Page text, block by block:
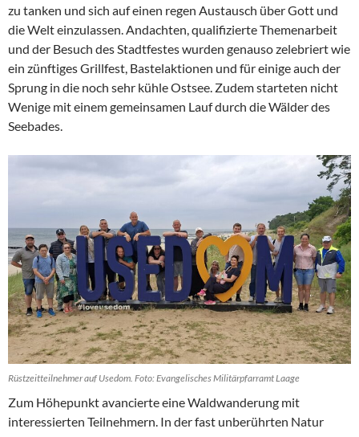
zu tanken und sich auf einen regen Austausch über Gott und
die Welt einzulassen. Andachten, qualifizierte Themenarbeit
und der Besuch des Stadtfestes wurden genauso zelebriert wie
ein zünftiges Grillfest, Bastelaktionen und für einige auch der
Sprung in die noch sehr kühle Ostsee. Zudem starteten nicht
Wenige mit einem gemeinsamen Lauf durch die Wälder des
Seebades.
Rüstzeitteilnehmer auf Usedom. Foto: Evangelisches Militärpfarramt Laage
Zum Höhepunkt avancierte eine Waldwanderung mit
interessierten Teilnehmern. In der fast unberührten Natur